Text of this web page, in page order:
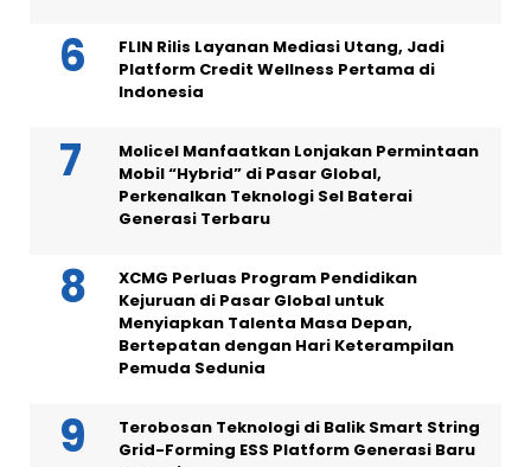
FLIN Rilis Layanan Mediasi Utang, Jadi
Platform Credit Wellness Pertama di
Indonesia
Molicel Manfaatkan Lonjakan Permintaan
Mobil “Hybrid” di Pasar Global,
Perkenalkan Teknologi Sel Baterai
Generasi Terbaru
XCMG Perluas Program Pendidikan
Kejuruan di Pasar Global untuk
Menyiapkan Talenta Masa Depan,
Bertepatan dengan Hari Keterampilan
Pemuda Sedunia
Terobosan Teknologi di Balik Smart String
Grid-Forming ESS Platform Generasi Baru